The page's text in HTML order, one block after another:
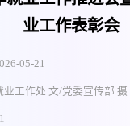
业工作表彰会
05-21
业工作处 文/党委宣传部 摄